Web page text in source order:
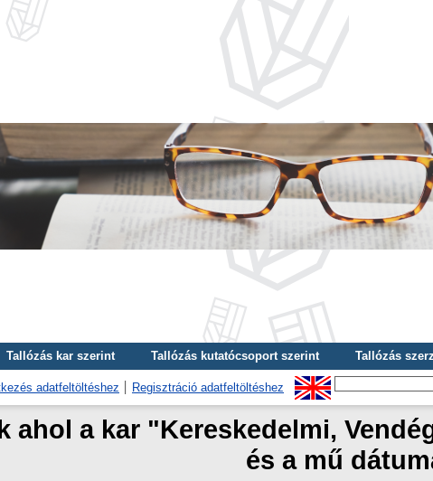
Tallózás kar szerint Tallózás kutatócsoport szerint Tallózás
adatfeltöltéshez Regisztráció adatfeltöltéshez
ahol a kar "Kereskedelmi,
és a mű